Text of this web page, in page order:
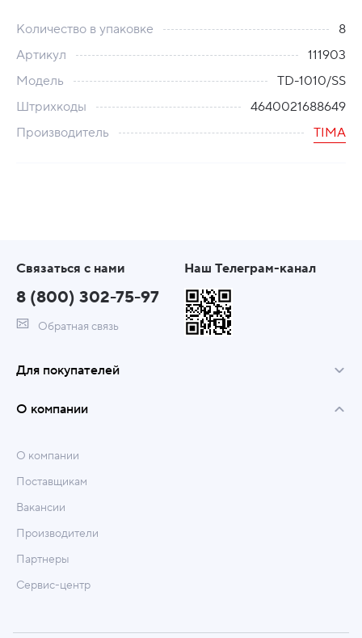
Количество в упаковке
8
Артикул
111903
Модель
TD-1010/SS
Штрихкоды
4640021688649
Производитель
TIMA
Связаться с нами
8 (800) 302-75-97
Обратная связь
Наш Телеграм-канал
Для покупателей
О компании
О компании
Поставщикам
Вакансии
Производители
Партнеры
Сервис-центр